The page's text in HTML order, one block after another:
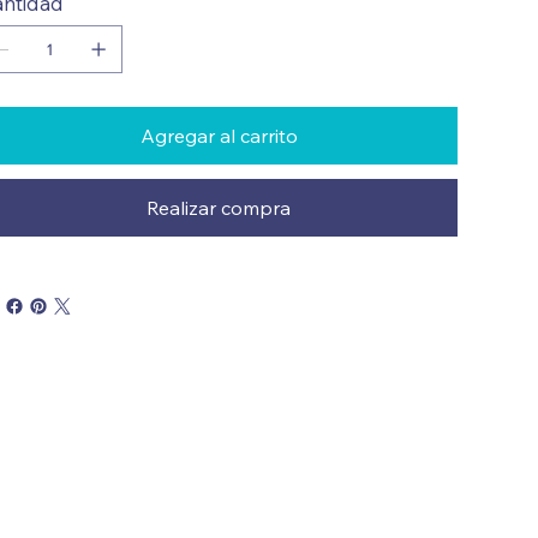
Agregar al carrito
Realizar compra